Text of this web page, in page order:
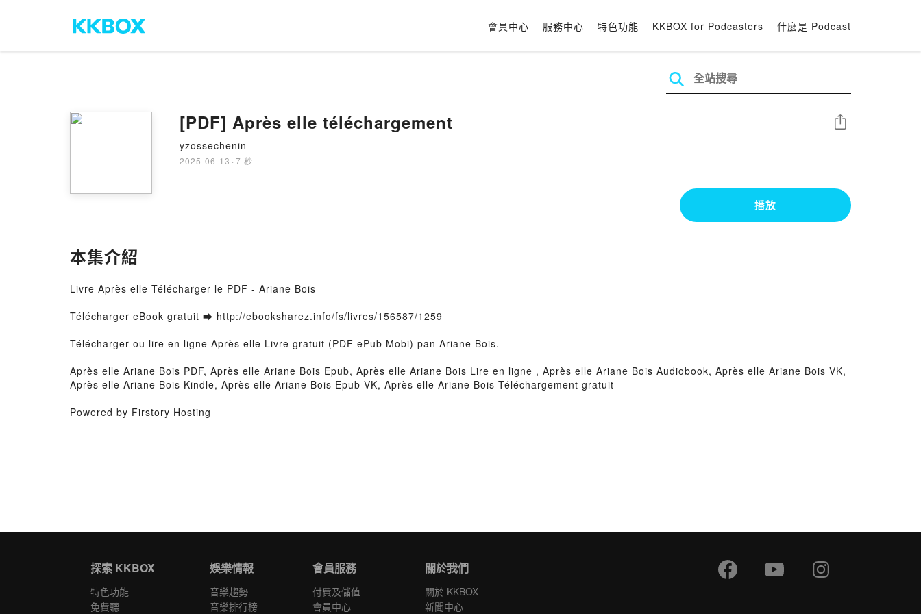
會員中心 服務中心 特色功能 KKBOX for Podcasters 什麼是 Podcast
[PDF] Après elle téléchargement
yzossechenin
2025-06-13 · 7 秒
分享
播放
本集介紹
Livre Après elle Télécharger le PDF - Ariane Bois
Télécharger eBook gratuit ➡ http://ebooksharez.info/fs/livres/156587/1259
Télécharger ou lire en ligne Après elle Livre gratuit (PDF ePub Mobi) pan Ariane Bois.
Après elle Ariane Bois PDF, Après elle Ariane Bois Epub, Après elle Ariane Bois Lire en ligne , Après elle Ariane Bois Audiobook, Après elle Ariane Bois VK,
Après elle Ariane Bois Kindle, Après elle Ariane Bois Epub VK, Après elle Ariane Bois Téléchargement gratuit
Powered by Firstory Hosting
探索 KKBOX
特色功能
免費聽
娛樂情報
音樂趨勢
音樂排行榜
會員服務
付費及儲值
會員中心
關於我們
關於 KKBOX
新聞中心